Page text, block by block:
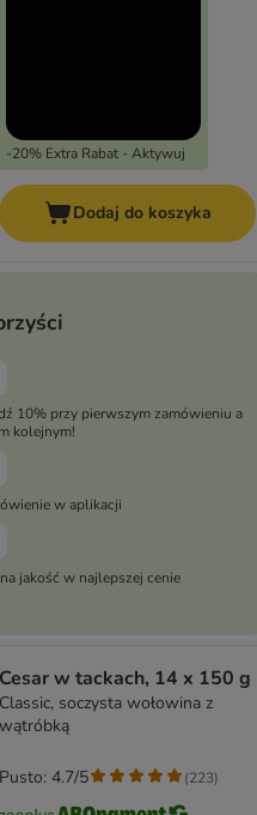
-20% Extra Rabat - Aktywuj
Dodaj do koszyka
10% przy pierwszym zamówieniu a
kolejnym!
w aplikacji
jakość w najlepszej cenie
Cesar w tackach, 14 x 150 g
Classic, soczysta wołowina z
wątróbką
Pusto: 4.7/5 (223)